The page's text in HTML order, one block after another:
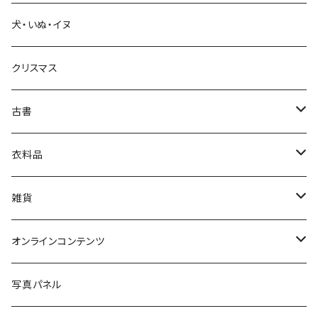
生活・暮らし
芸術・絵画・写真
絵本・児童書
娯楽・エンターテインメント
犬・いぬ・イヌ
クリスマス
古書
古書セット
美術
衣料品
POLEWARDS
Tシャツ
雑貨
バッグ
ブックカバー
オンラインコンテンツ
冒険クロストーク
写真パネル